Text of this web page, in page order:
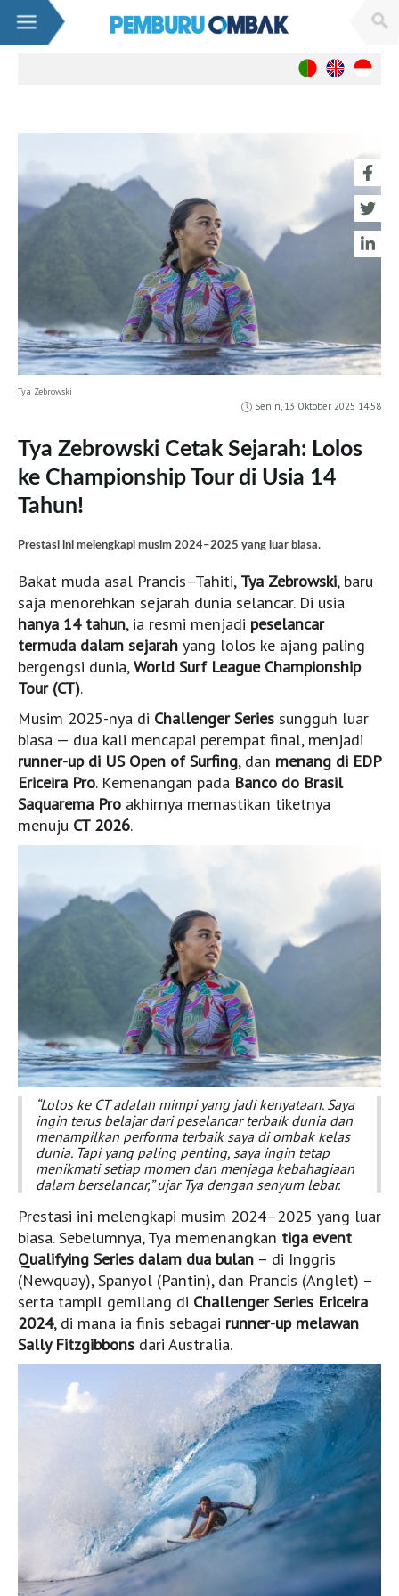
Sumatra
Benkulu
Krui / Mandiri
Java
Batukaras
Pacitan
G Land
Bali
Kuta e Kuta Reef (LIVE)
Balangan (LIVE)
Bingin (LIVE)
Keramas (LIVE)
Lombok
Grupuk
Ekas
Desert Point
Yo-Yos
Rote
Nembrala
Video
Nasional
Internasional
Wawancara
Nasional
Internasional
Wanita
Belajar Surfing
Tips dan Trik
Ocean and Waves
Panduan Surfing
Jawa
Tya Zebrowski
Senin, 13 Oktober 2025 14:58
Tya Zebrowski Cetak Sejarah: Lolos
ke Championship Tour di Usia 14
Tahun!
Prestasi ini melengkapi musim 2024–2025 yang luar biasa.
Bakat muda asal Prancis–Tahiti, Tya Zebrowski, baru
saja menorehkan sejarah dunia selancar. Di usia
hanya 14 tahun, ia resmi menjadi peselancar
termuda dalam sejarah yang lolos ke ajang paling
bergengsi dunia,World Surf League Championship
Tour (CT).
Musim 2025-nya di Challenger Series sungguh luar
biasa — dua kali mencapai perempat final, menjadi
runner-up di US Open of Surfing, dan menang di EDP
Ericeira Pro. Kemenangan pada Banco do Brasil
Saquarema Pro akhirnya memastikan tiketnya
menuju CT 2026.
“Lolos ke CT adalah mimpi yang jadi kenyataan. Saya
ingin terus belajar dari peselancar terbaik dunia dan
menampilkan performa terbaik saya di ombak kelas
dunia. Tapi yang paling penting, saya ingin tetap
menikmati setiap momen dan menjaga kebahagiaan
dalam berselancar,” ujar Tya dengan senyum lebar.
Prestasi ini melengkapi musim 2024–2025 yang luar
biasa. Sebelumnya, Tya memenangkan tiga event
Qualifying Series dalam dua bulan – di Inggris
(Newquay), Spanyol (Pantin), dan Prancis (Anglet) –
serta tampil gemilang di Challenger Series Ericeira
2024, di mana ia finis sebagai runner-up melawan
Sally Fitzgibbons dari Australia.